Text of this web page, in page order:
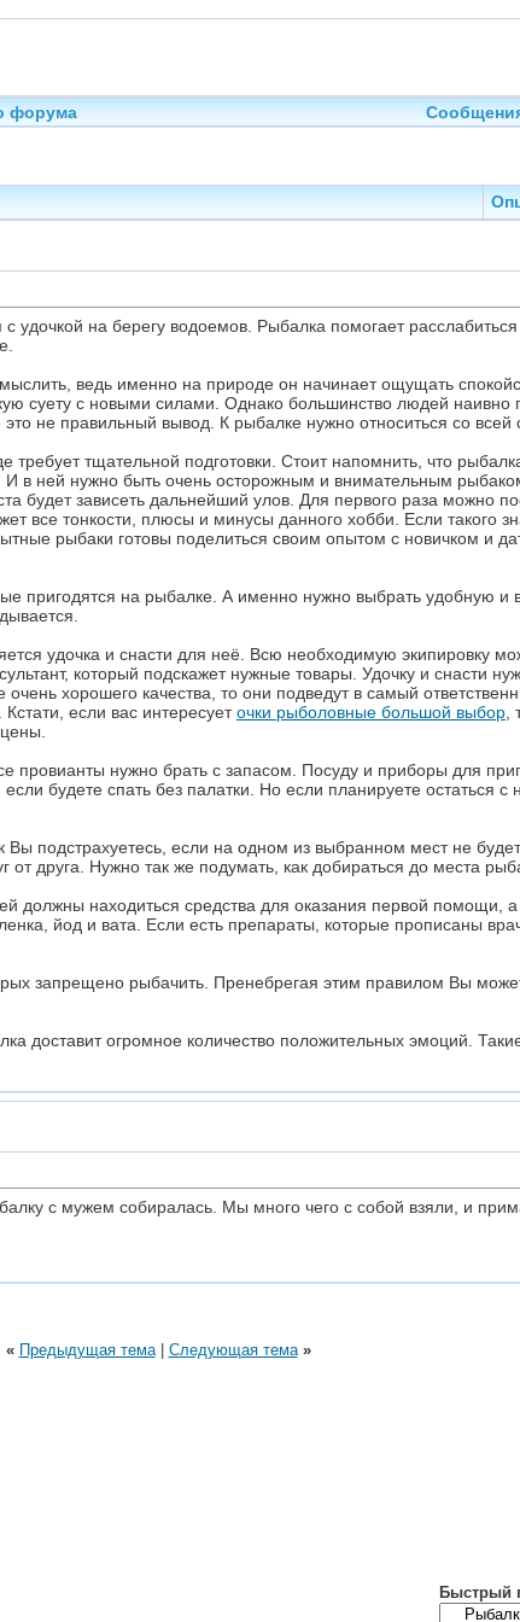
форума
на берегу водоемов. Рыбалка помогает
ведь именно на природе он начинает ощущать
суету с новыми силами. Однако большинство людей наивно
не правильный вывод. К рыбалке нужно относиться со всей
требует тщательной подготовки. Стоит напомнить, что
И в ней нужно быть очень осторожным и внимательным
будет зависеть дальнейший улов. Для первого раза можно
все тонкости, плюсы и минусы данного хобби. Если такого
рыбаки готовы поделиться своим опытом с новичком и
пригодятся на рыбалке. А именно нужно выбрать удобную и
удочка и снасти для неё. Всю необходимую экипировку
который подскажет нужные товары. Удочку и снасти
очень хорошего качества, то они подведут в самый
если вас интересуеточки рыболовные большой выбор
провианты нужно брать с запасом. Посуду и приборы для
будете спать без палатки. Но если планируете остаться
подстрахуетесь, если на одном из выбранном мест не
от друга. Нужно так же подумать, как добираться до места
должны находиться средства для оказания первой помощи,
йод и вата. Если есть препараты, которые прописаны
запрещено рыбачить. Пренебрегая этим правилом Вы
доставит огромное количество положительных эмоций.
с мужем собиралась. Мы много чего с собой взяли, и
« Предыдущая тема| Следующая тема »
Быстрый